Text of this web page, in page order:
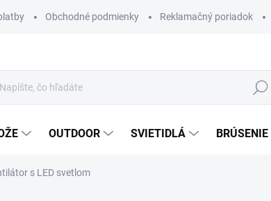
Obchodné podmienky Reklamačný poriadok
Hľadať
OUTDOOR SVIETIDLÁ BRÚSENIE
s LED svetlom